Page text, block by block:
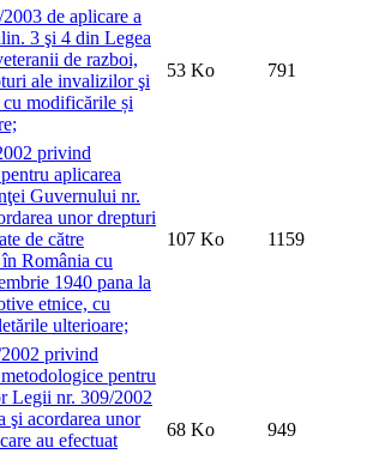
de aplicare a
3 şi 4 din Legea
de razboi,
ale invalizilor şi
modificările și
53 Ko 791
privind
aplicarea
Guvernului nr.
unor drepturi
de către
România cu
1940 pana la
etnice, cu
ulterioare;
107 Ko 1159
privind
pentru
Legii nr. 309/2002
şi acordarea unor
au efectuat
68 Ko 949